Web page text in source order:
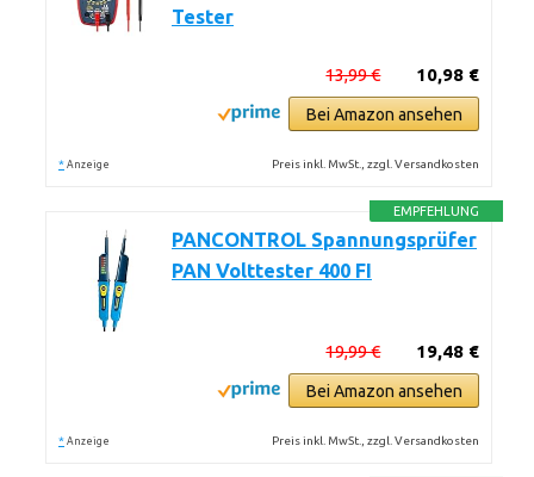
Tester
10,98 €
13,99 €
Bei Amazon ansehen
* Anzeige Preis inkl. MwSt., zzgl. Versandkosten
EMPFEHLUNG
PANCONTROL Spannungsprüfer
PAN Volttester 400 FI
19,48 €
19,99 €
Bei Amazon ansehen
* Anzeige Preis inkl. MwSt., zzgl. Versandkosten